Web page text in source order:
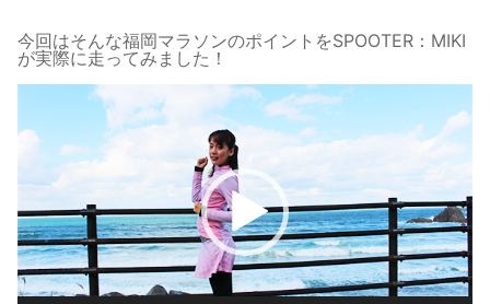
今回はそんな福岡マラソンのポイントをSPOOTER：MIKI
が実際に走ってみました！
プ
ヤ